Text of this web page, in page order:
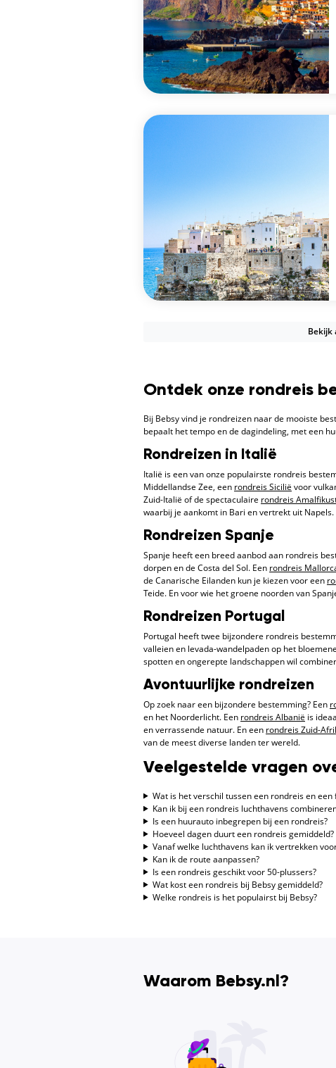
Bekijk
Ontdek onze rondreis
Bij Bebsy vind je rondreizen naar de mooiste
bepaalt het tempo en de dagindeling, met een
Rondreizen in Italië
Italië is een van onze populairste rondreis
Middellandse Zee, een rondreis Sicilië voor
Zuid-Italië of de spectaculaire rondreis
waarbij je aankomt in Bari en vertrekt uit Napels.
Rondreizen Spanje
Spanje heeft een breed aanbod aan rondreis
dorpen en de Costa del Sol. Een rondreis
de Canarische Eilanden kun je kiezen voor een
Teide. En voor wie het groene noorden van
Rondreizen Portugal
Portugal heeft twee bijzondere rondreis
valleien en levada-wandelpaden op het
spotten en ongerepte landschappen wil
Avontuurlijke rondreizen
Op zoek naar een bijzondere bestemming? Een
en het Noorderlicht. Een rondreis Albanië is
en verrassende natuur. En een rondreis Zuid-
van de meest diverse landen ter wereld.
Veelgestelde vragen
Wat is het verschil tussen een rondreis en een
Kan ik bij een rondreis luchthavens
Is een huurauto inbegrepen bij een rondreis?
Hoeveel dagen duurt een rondreis gemiddeld?
Vanaf welke luchthavens kan ik vertrekken
Kan ik de route aanpassen?
Is een rondreis geschikt voor 50-plussers?
Wat kost een rondreis bij Bebsy gemiddeld?
Welke rondreis is het populairst bij Bebsy?
Waarom Bebsy.nl?